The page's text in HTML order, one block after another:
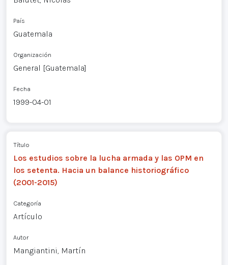
País
Guatemala
Organización
General [Guatemala]
Fecha
1999-04-01
Título
Los estudios sobre la lucha armada y las OPM en
los setenta. Hacia un balance historiográfico
(2001-2015)
Categoría
Artículo
Autor
Mangiantini, Martín